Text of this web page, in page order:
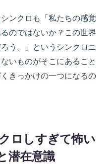
ンクロも「私たちの感覚
のではないか？この世界
う。」というシンクロニ
いものがそこにあること
きっかけの一つになるの
ロしすぎて怖い
潜在意識